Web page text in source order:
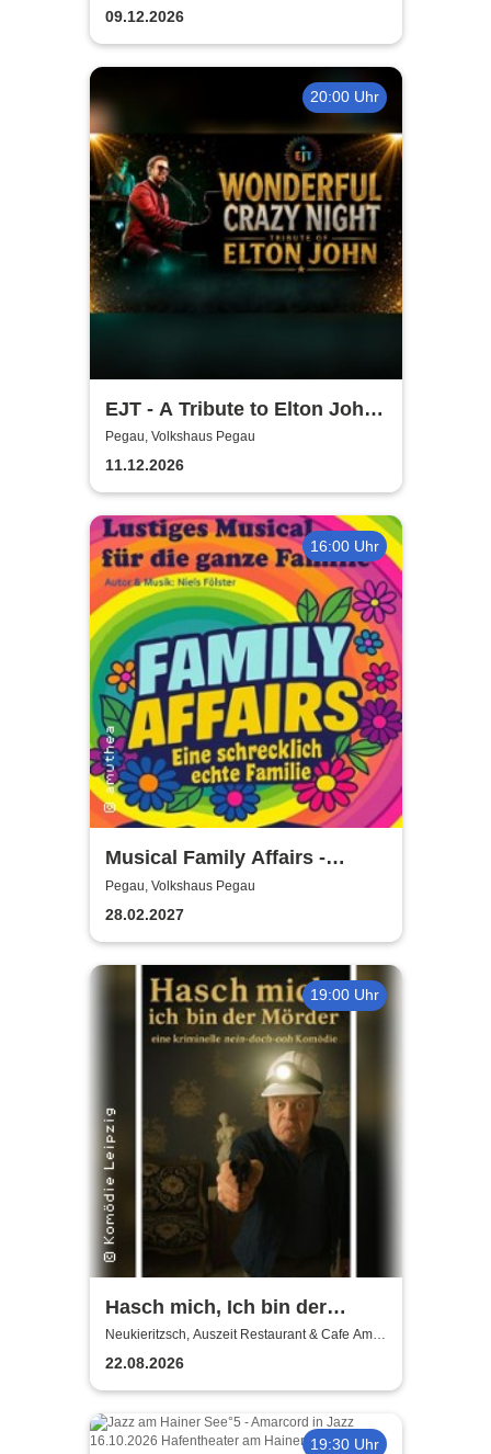
Sack und Rute
09.12.2026
20:00 Uhr
EJT - A Tribute to Elton John /
Wonderful Crazy Night
Pegau, Volkshaus Pegau
11.12.2026
16:00 Uhr
Musical Family Affairs -
präsentiert von AMuThea
Pegau, Volkshaus Pegau
28.02.2027
19:00 Uhr
Hasch mich, Ich bin der
Mörder | Auszeit
Neukieritzsch
Neukieritzsch, Auszeit Restaurant & Cafe Am
Schwanenpark
22.08.2026
19:30 Uhr